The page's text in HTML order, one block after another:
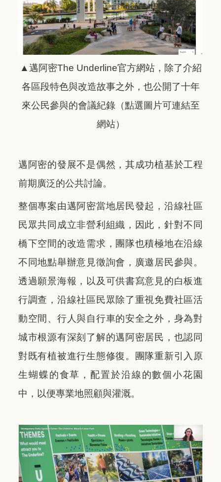
▲邁阿密The Underline官方網站，除了介紹
各區段特色與改造故事之外，也公開了十年
來公民參與的會議紀錄（點選圖片可連結至
網站）
邁阿密的發展不是偶然，其成功植基於工程
前期廣泛的公共討論。
整個專案由邁阿密當地居民發起，沿線社區
民眾共同成立非營利組織，因此，針對不同
橋下空間的改造需求，團隊也積極地在沿線
不同地點舉辦意見徵詢會，廣邀居民參與。
透過願景海報，以及可供書寫意見的白板進
行調查，沿線社區民眾除了重視免費社區活
動空間、行人與自行車的安全之外，身為對
城市根源有深刻了解的邁阿密居民，也認同
對既有植被進行生態修復。團隊重新引入原
生蝴蝶的食草，配置於沿線的數個小花園
中，以便專業地照顧與灌溉。